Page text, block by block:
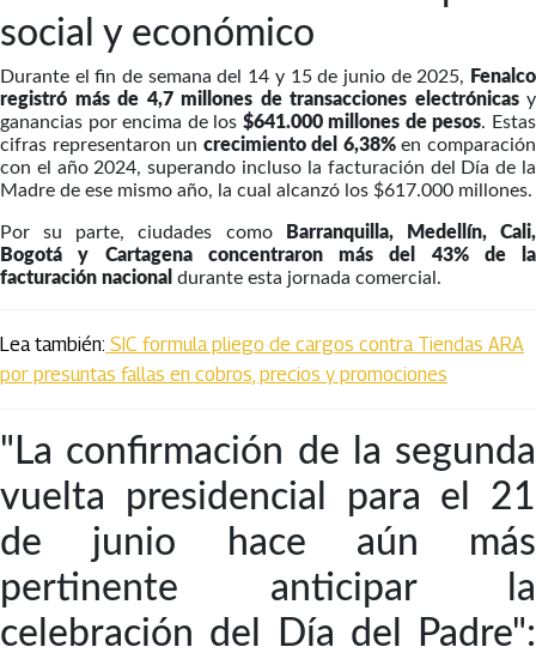
social y económico
Durante el fin de semana del 14 y 15 de junio de 2025, Fenalco
registró más de 4,7 millones de transacciones electrónicas y
ganancias por encima de los $641.000 millones de pesos. Estas
cifras representaron un crecimiento del 6,38%en comparación
con el año 2024, superando incluso la facturación del Día de la
Madre de ese mismo año, la cual alcanzó los $617.000 millones.
Por su parte, ciudades como
Barranquilla, Medellín, Cali,
Bogotá y Cartagena concentraron más del 43% de la
facturación nacional durante esta jornada comercial.
Lea también: SIC formula pliego de cargos contra Tiendas ARA
por presuntas fallas en cobros, precios y promociones
"La confirmación de la segunda
vuelta presidencial para el 21
de junio hace aún más
pertinente anticipar la
celebración del Día del Padre":